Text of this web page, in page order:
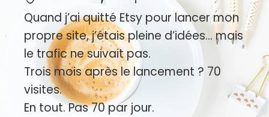
Quand j’ai quitté Etsy pour lancer mon
propre site, j’étais pleine d’idées… mais
le trafic ne suivait pas.
Trois mois après le lancement ? 70
visites.
En tout. Pas 70 par jour.